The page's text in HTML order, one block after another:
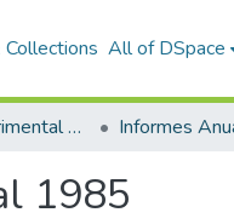
All of DSpace
4.- Estación Experimental Litoral Sur Informes
1985